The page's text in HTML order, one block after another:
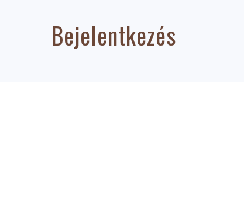
Bejelentkezés